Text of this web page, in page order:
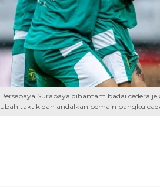
Persebaya Surabaya dihantam badai cedera
ubah taktik dan andalkan pemain bangku